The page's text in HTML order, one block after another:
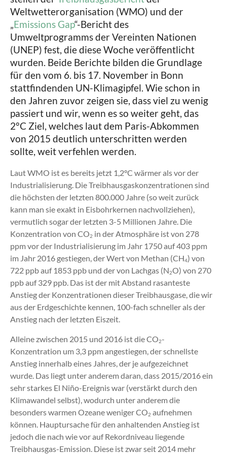
Weltwetterorganisation (WMO) und der
„Emissions Gap“-Bericht des
Umweltprogramms der Vereinten Nationen
(UNEP) fest, die diese Woche veröffentlicht
wurden. Beide Berichte bilden die Grundlage
für den vom 6. bis 17. November in Bonn
stattfindenden UN-Klimagipfel. Wie schon in
den Jahren zuvor zeigen sie, dass viel zu wenig
passiert und wir, wenn es so weiter geht, das
2°C Ziel, welches laut dem Paris-Abkommen
von 2015 deutlich unterschritten werden
sollte, weit verfehlen werden.
Laut WMO ist es bereits jetzt 1,2°C wärmer als vor der
Industrialisierung. Die Treibhausgaskonzentrationen sind
die höchsten der letzten 800.000 Jahre (so weit zurück
kann man sie exakt in Eisbohrkernen nachvollziehen),
vermutlich sogar der letzten 3-5 Millionen Jahre. Die
Konzentration von CO2 in der Atmosphäre ist von 278
ppm vor der Industrialisierung im Jahr 1750 auf 403 ppm
im Jahr 2016 gestiegen, der Wert von Methan (CH4) von
722 ppb auf 1853 ppb und der von Lachgas (N2O) von 270
ppb auf 329 ppb. Das ist der mit Abstand rasanteste
Anstieg der Konzentrationen dieser Treibhausgase, die wir
aus der Erdgeschichte kennen, 100-fach schneller als der
Anstieg nach der letzten Eiszeit.
Alleine zwischen 2015 und 2016 ist die CO2-
Konzentration um 3,3 ppm angestiegen, der schnellste
Anstieg innerhalb eines Jahres, der je aufgezeichnet
wurde. Das liegt unter anderem daran, dass 2015/2016 ein
sehr starkes El Niño-Ereignis war (verstärkt durch den
Klimawandel selbst), wodurch unter anderem die
besonders warmen Ozeane weniger CO2 aufnehmen
können. Hauptursache für den anhaltenden Anstieg ist
jedoch die nach wie vor auf Rekordniveau liegende
Treibhausgas-Emission. Diese ist zwar seit 2014 mehr